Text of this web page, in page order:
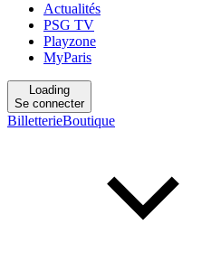
Actualités
PSG TV
Playzone
MyParis
Loading
Se connecter
BilletterieBoutique